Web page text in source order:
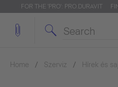
FOR THE 'PRO': PRO.DURAVIT
Home Szerviz Hírek és